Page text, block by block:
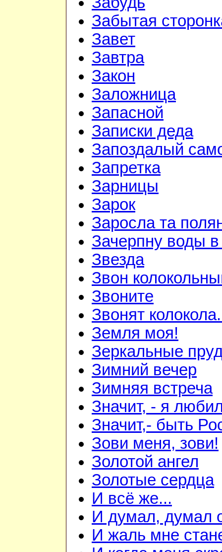
Забытая
Завет
Завтра
Закон
Заложница
Запасной
Записки деда
Запоздалый
Запретка
Зарницы
Зарок
Заросла та
Зачерпну воды
Звезда
Звон
Звоните
Звонят
Земля моя!
Зеркальные
Зимний вечер
Зимняя встреча
Значит, - я
Значит,- быть
Зови меня, зови!
Золотой ангел
Золотые сердца
И всё же...
И думал, думал
И жаль мне